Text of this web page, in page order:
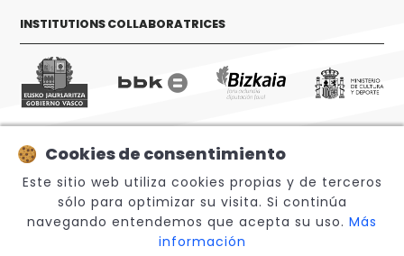
INSTITUTIONS COLLABORATRICES
© 2026 Sabino Arana Fundazioa
Cookies de consentimiento
Este sitio web utiliza cookies propias y de terceros
sólo para optimizar su visita. Si continúa
navegando entendemos que acepta su uso. Más
información